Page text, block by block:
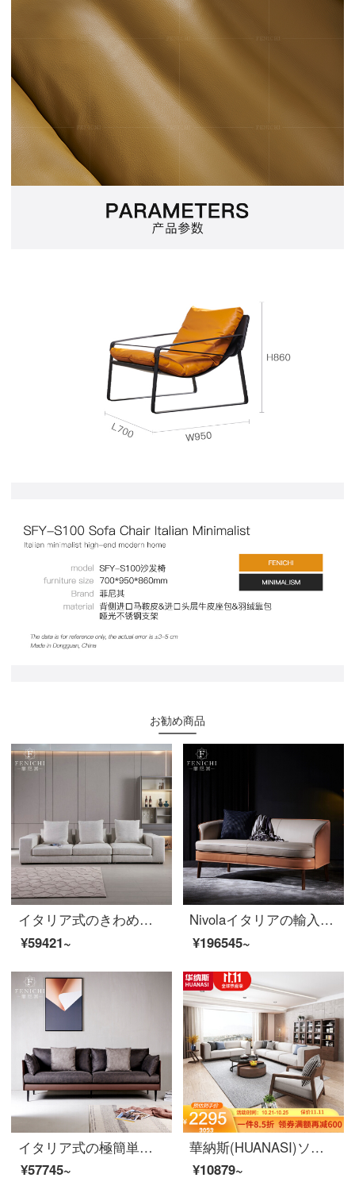
お勧め商品
イタリア式のきわめて簡単な客間の綿麻の布芸のソファーの大きい家型の3メートルの長い近代的な簡単な羽毛の詰め物の家具は注文して注文します。
¥59421~
Nivolaイタリアの輸入馬鞍のソファーのヘッド層牛革の小さな部屋型リビングルームのツインルームの小さなソファ
¥196545~
イタリア式の極簡単な砂の皮の芸術のソファーの柔らかい茶褐色の3人の位の北欧のins風の小さい家型のアイデアの客間の家具のイタリア式はきわめて簡単な4人です。
¥57745~
華納斯(HUANASI)ソファ布芸ソファーシンプルリビングソファ米白(布芸座包)シート付き椅子
¥10879~